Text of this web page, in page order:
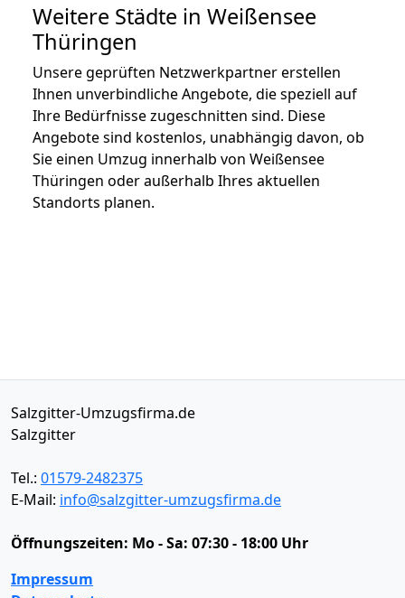
Weitere Städte in Weißensee
Thüringen
Unsere geprüften Netzwerkpartner erstellen
Ihnen unverbindliche Angebote, die speziell auf
Ihre Bedürfnisse zugeschnitten sind. Diese
Angebote sind kostenlos, unabhängig davon, ob
Sie einen Umzug innerhalb von Weißensee
Thüringen oder außerhalb Ihres aktuellen
Standorts planen.
Salzgitter-Umzugsfirma.de
Salzgitter
Tel.: 01579-2482375
E-Mail: info@salzgitter-umzugsfirma.de
Öffnungszeiten: Mo - Sa: 07:30 - 18:00 Uhr
Impressum